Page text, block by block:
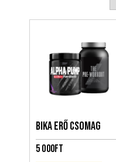
BIKA ERŐ CSOMAG
5 000Ft